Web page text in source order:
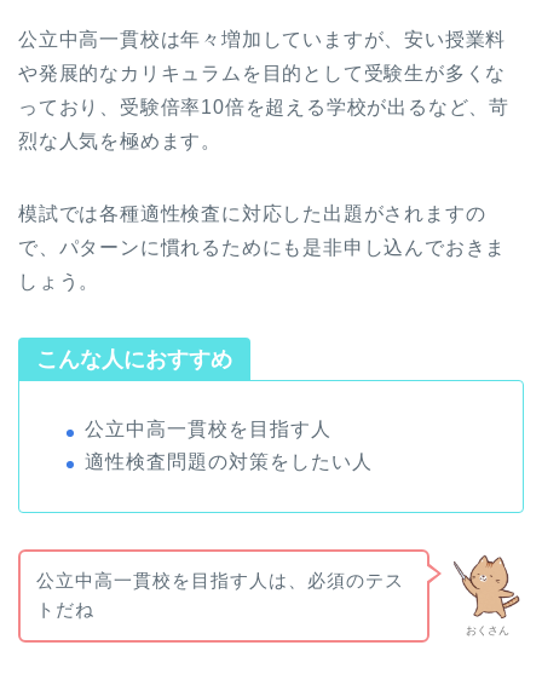
公立中高一貫校は年々増加していますが、安い授業料
や発展的なカリキュラムを目的として受験生が多くな
っており、受験倍率10倍を超える学校が出るなど、苛
烈な人気を極めます。
模試では各種適性検査に対応した出題がされますの
で、パターンに慣れるためにも是非申し込んでおきま
しょう。
こんな人におすすめ
公立中高一貫校を目指す人
適性検査問題の対策をしたい人
おくさん
公立中高一貫校を目指す人は、必須のテス
トだね